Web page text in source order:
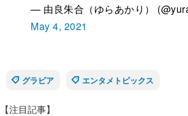
— 由良朱合（ゆらあかり）
May 4, 2021
グラビア
エンタメトピックス
【注目記事】